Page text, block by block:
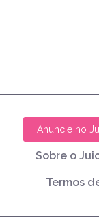
Anuncie no
Sobre o
Termos